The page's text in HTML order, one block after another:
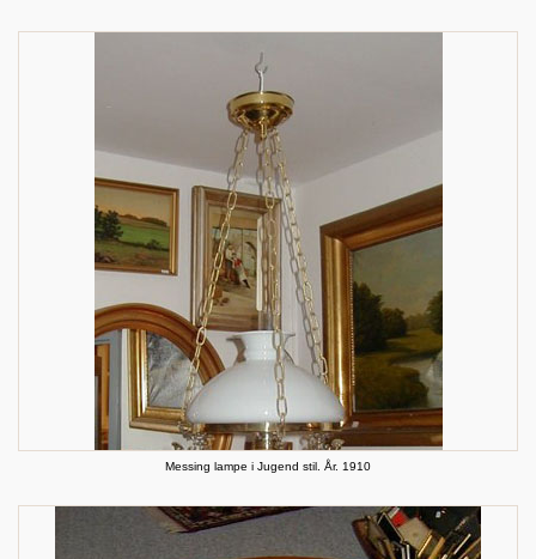
Messing lampe i Jugend stil. År. 1910